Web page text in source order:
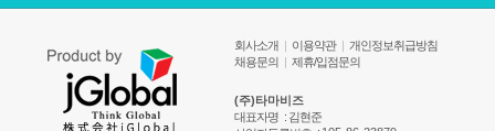
회사소개 | 이용약관 | 개인정보취급방침
채용문의 | 제휴/입점문의
(주)타마비즈
대표자명 : 김현준